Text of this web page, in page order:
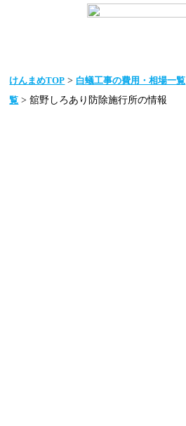
けんまめTOP > 白蟻工事の費用・相場一覧
覧 > 舘野しろあり防除施行所の情報